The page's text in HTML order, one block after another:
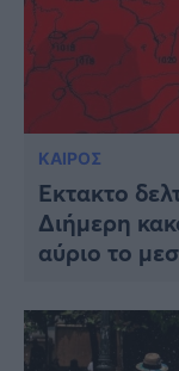
ΚΑΙΡΟΣ
Έκτακτο
Διήμερη
αύριο το